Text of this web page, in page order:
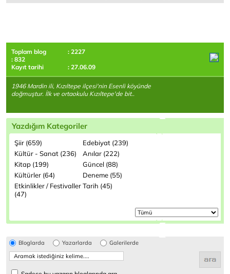
Toplam blog
: 2227
: 832
Kayıt tarihi
: 27.06.09
1946 Mardin ili, Kızıltepe ilçesi'nin Esenli köyünde
doğmuştur. İlk ve ortaokulu Kızıltepe'de bit..
Yazdığım Kategoriler
Şiir (659)
Edebiyat (239)
Kültür - Sanat (236)
Anılar (222)
Kitap (199)
Güncel (88)
Kültürler (64)
Deneme (55)
Etkinlikler / Festivaller
(47)
Tarih (45)
Bloglarda Yazarlarda Galerilerde